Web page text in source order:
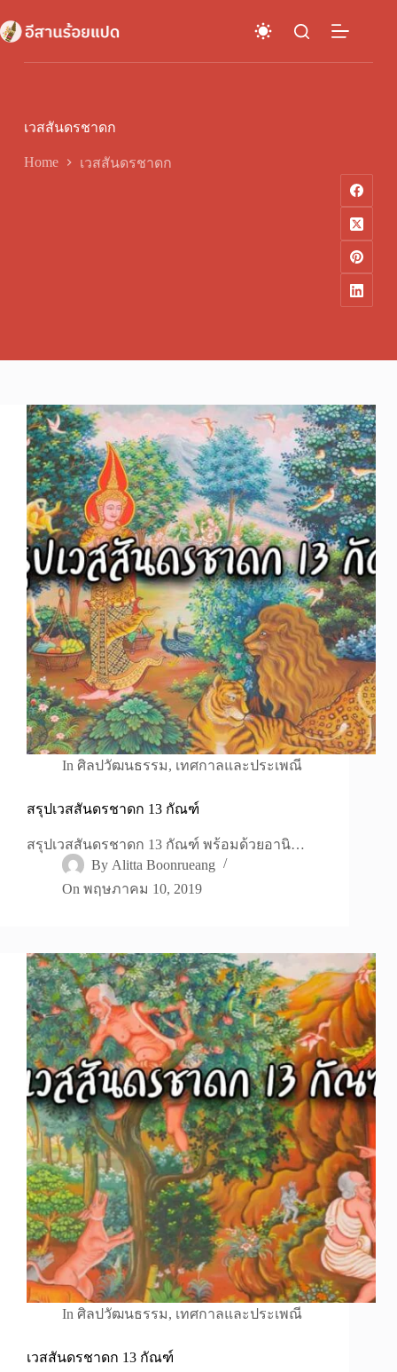
to
content
เวสสันดรชาดก
Home เวสสันดรชาดก
In ศิลปวัฒนธรรม, เทศกาลและประเพณี
สรุปเวสสันดรชาดก 13 กัณฑ์
สรุปเวสสันดรชาดก 13 กัณฑ์ พร้อมด้วยอานิ…
By Alitta Boonrueang
On พฤษภาคม 10, 2019
In ศิลปวัฒนธรรม, เทศกาลและประเพณี
เวสสันดรชาดก 13 กัณฑ์